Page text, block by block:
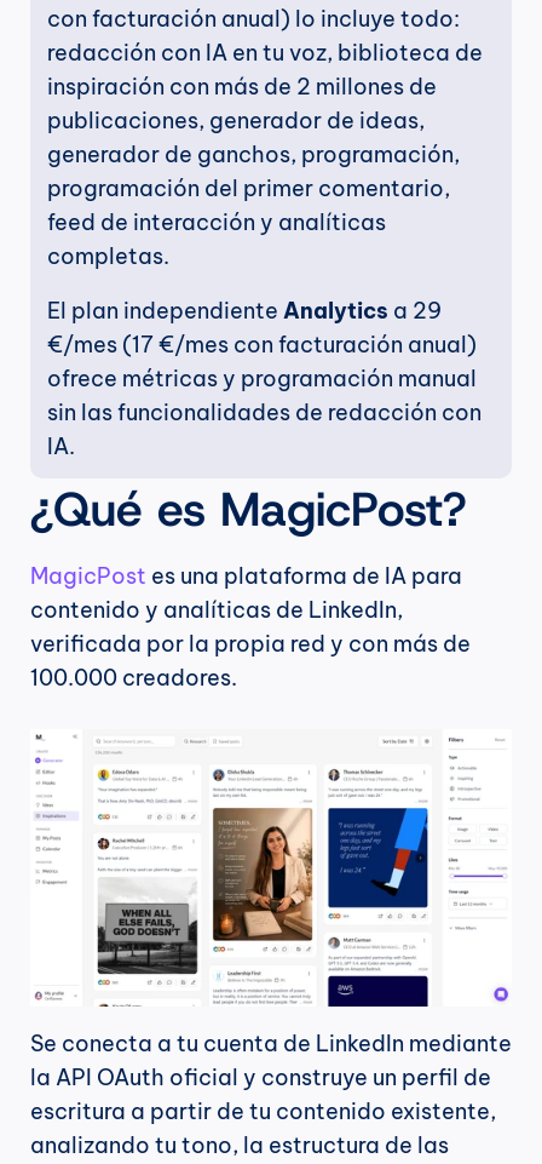
con facturación anual) lo incluye todo:
redacción con IA en tu voz, biblioteca de
inspiración con más de 2 millones de
publicaciones, generador de ideas,
generador de ganchos, programación,
programación del primer comentario,
feed de interacción y analíticas
completas.
El plan independiente Analytics a 29
€/mes (17 €/mes con facturación anual)
ofrece métricas y programación manual
sin las funcionalidades de redacción con
IA.
¿Qué es MagicPost?
MagicPost es una plataforma de IA para
contenido y analíticas de LinkedIn,
verificada por la propia red y con más de
100.000 creadores.
Se conecta a tu cuenta de LinkedIn mediante
la API OAuth oficial y construye un perfil de
escritura a partir de tu contenido existente,
analizando tu tono, la estructura de las